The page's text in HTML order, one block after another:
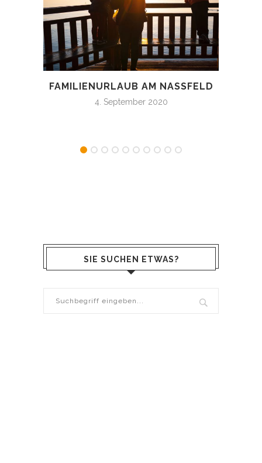
FAMILIENURLAUB AM NASSFELD
4. September 2020
SIE SUCHEN ETWAS?